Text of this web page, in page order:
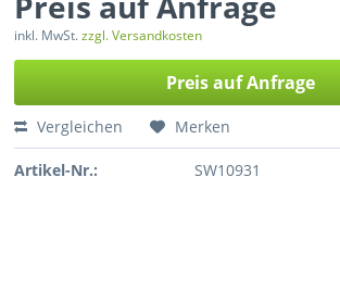
inkl. MwSt.zzgl. Versandkosten
Preis auf Anfrage
Vergleichen Merken
Artikel-Nr.: SW10931